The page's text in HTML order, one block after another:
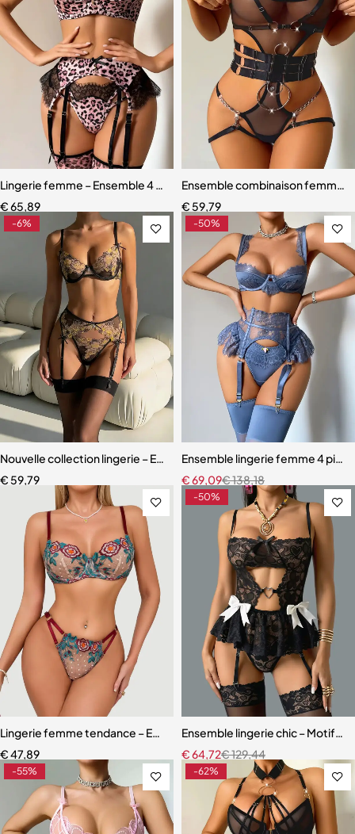
Lingerie femme – Ensemble 4 pièces avec bas assortis et dentelle
€65,89
Ensemble combinaison femme
€ 59,79
-6%
Nouvelle collection lingerie – Ensemble 3 pièces en dentelle florale
€ 59,79
-50%
Ensemble lingerie femme 4
€138,18
€69,09
Lingerie femme tendance – Ensemble deux pièces en maille légère
€47,89
-50%
Ensemble lingerie chic – Motifs
€129,44
€64,72
-55% -62%